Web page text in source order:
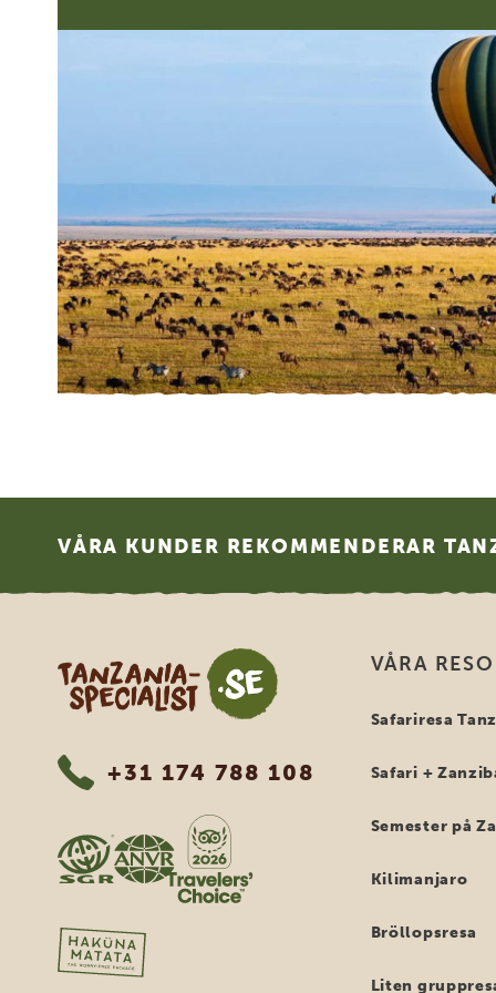
VÅRA KUNDER REKOMMENDERAR
Tanzania Specialist
+31 174 788 108
VÅRA
Safariresa
Safari +
Semester på
Kilimanjaro
Bröllopsresa
Liten